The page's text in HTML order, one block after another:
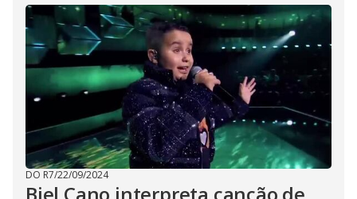
DO R7/22/09/2024